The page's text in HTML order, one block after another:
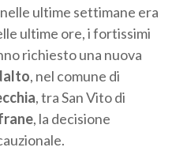
ultime settimane era
ultime ore, i fortissimi
richiesto una nuova
, nel comune di
, tra San Vito di
, la decisione